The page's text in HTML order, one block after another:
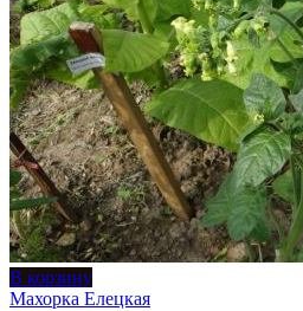
В корзину
Махорка Елецкая